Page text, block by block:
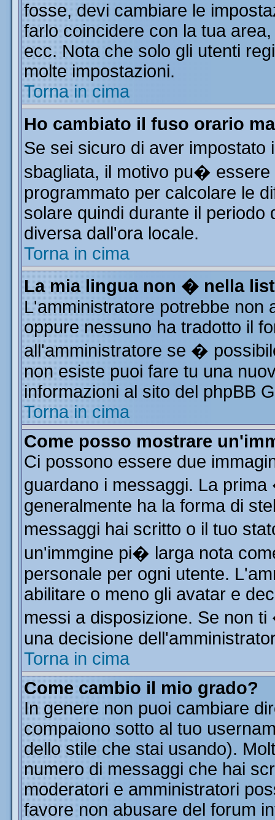
fosse, devi cambiare le
farlo coincidere con la tua
ecc. Nota che solo gli utenti
molte impostazioni.
Torna in cima
Ho cambiato il fuso orario
Se sei sicuro di aver
sbagliata, il motivo pu�
programmato per calcolare le
solare quindi durante il
diversa dall'ora locale.
Torna in cima
La mia lingua non � nella
L'amministratore potrebbe non
oppure nessuno ha tradotto il
all'amministratore se �
non esiste puoi fare tu una
informazioni al sito del phpBB
Torna in cima
Come posso mostrare
Ci possono essere due
guardano i messaggi. La
generalmente ha la forma di
messaggi hai scritto o il tuo
un'immgine pi� larga nota
personale per ogni utente.
abilitare o meno gli avatar e
messi a disposizione. Se non
una decisione
Torna in cima
Come cambio il mio grado?
In genere non puoi cambiare
compaiono sotto al tuo
dello stile che stai usando).
numero di messaggi che hai
moderatori e amministratori
favore non abusare del forum